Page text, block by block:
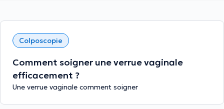
Colposcopie
Comment soigner une verrue vaginale
efficacement ?
Une verrue vaginale comment soigner